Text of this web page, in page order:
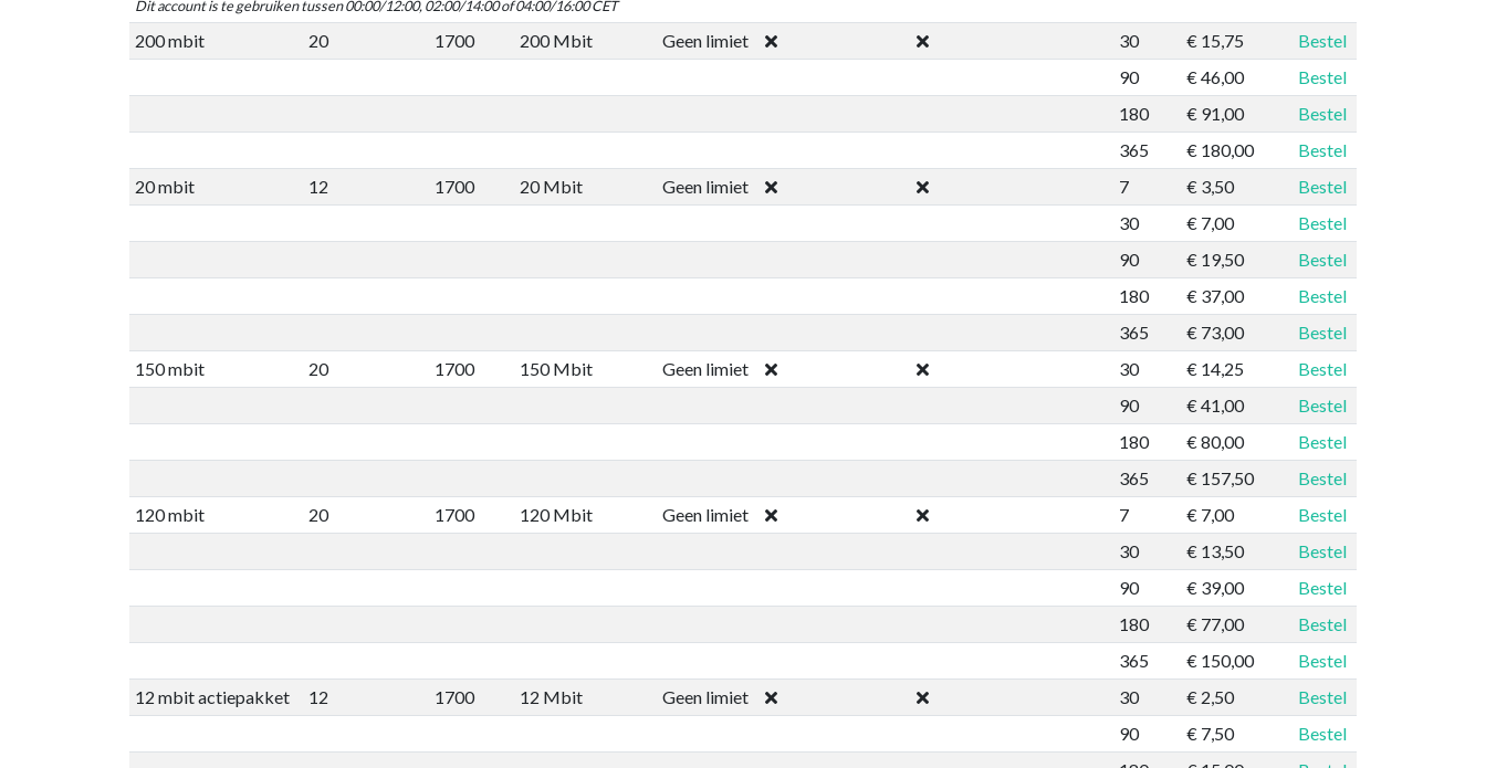
Dit account is te gebruiken tussen 00:00/12:00, 02:00/14:00 of 04:00/16:00 CET
200 mbit 20 1700 200 Mbit Geen limiet 30 € 15,75
Bestel
90
€ 46,00
Bestel
180
€ 91,00
Bestel
365
€ 180,00
Bestel
20 mbit
12 1700 20 Mbit Geen limiet 7 € 3,50
Bestel
30
€ 7,00
Bestel
90
€ 19,50
Bestel
180
€ 37,00
Bestel
365
€ 73,00
Bestel
150 mbit
20 1700 150 Mbit Geen limiet 30 € 14,25
Bestel
90
€ 41,00
Bestel
180
€ 80,00
Bestel
365
€ 157,50
Bestel
120 mbit
20 1700 120 Mbit Geen limiet 7 € 7,00
Bestel
30
€ 13,50
Bestel
90
€ 39,00
Bestel
180
€ 77,00
Bestel
365
€ 150,00
Bestel
12 mbit actiepakket
12 1700 12 Mbit Geen limiet 30 € 2,50
Bestel
90
€ 7,50
Bestel